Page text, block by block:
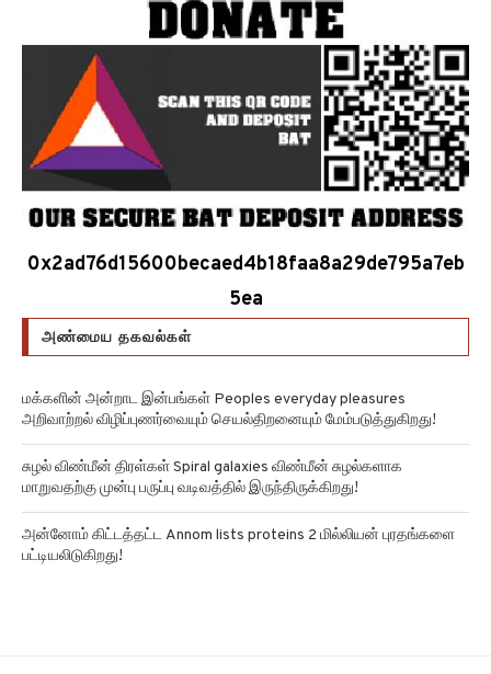
0x2ad76d15600becaed4b18faa8a29de795a7eb
5ea
அண்மைய தகவல்கள்
மக்களின் அன்றாட இன்பங்கள் Peoples everyday pleasures
அறிவாற்றல் விழிப்புணர்வையும் செயல்திறனையும் மேம்படுத்துகிறது!
சுழல் விண்மீன் திரள்கள் Spiral galaxies விண்மீன் சுழல்களாக
மாறுவதற்கு முன்பு பருப்பு வடிவத்தில் இருந்திருக்கிறது!
அன்னோம் கிட்டத்தட்ட Annom lists proteins 2 மில்லியன் புரதங்களை
பட்டியலிடுகிறது!